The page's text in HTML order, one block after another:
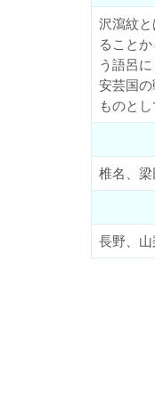
沢瀉紋
ること
う語呂に
安芸国
ものと
椎名、
長野、